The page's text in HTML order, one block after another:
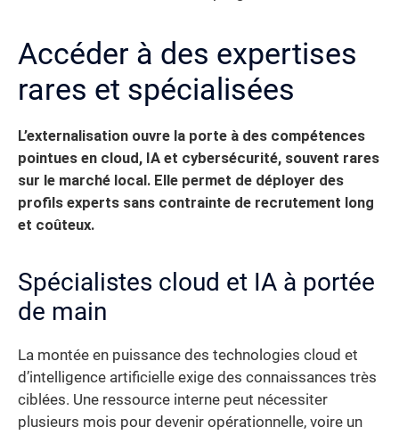
Accéder à des expertises
rares et spécialisées
L’externalisation ouvre la porte à des compétences
pointues en cloud, IA et cybersécurité, souvent rares
sur le marché local. Elle permet de déployer des
profils experts sans contrainte de recrutement long
et coûteux.
Spécialistes cloud et IA à portée
de main
La montée en puissance des technologies cloud et
d’intelligence artificielle exige des connaissances très
ciblées. Une ressource interne peut nécessiter
plusieurs mois pour devenir opérationnelle, voire un